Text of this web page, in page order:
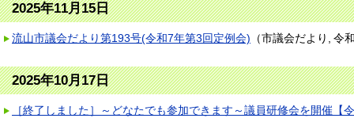
2025年11月15日
流山市議会だより第193号(令和7年第3回定例会) （市議会だより 令
2025年10月17日
［終了しました］～どなたでも参加できます～議員研修会を開催【